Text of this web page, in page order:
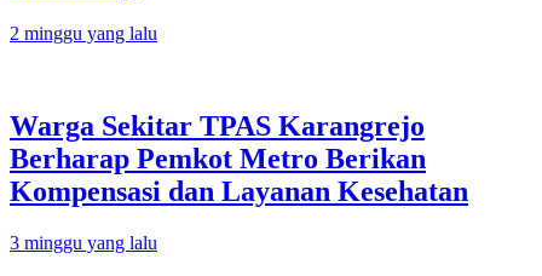
2 minggu yang lalu
Warga Sekitar TPAS Karangrejo
Berharap Pemkot Metro Berikan
Kompensasi dan Layanan Kesehatan
3 minggu yang lalu